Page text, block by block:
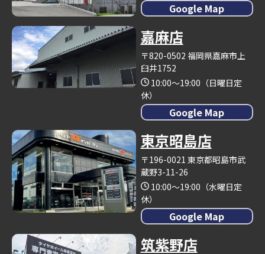
Google Map
嘉麻店
〒820-0502 福岡県嘉麻市上
臼井1752
10:00～19:00（日曜日定
休）
Google Map
東京昭島店
〒196-0021 東京都昭島市武
蔵野3-11-26
10:00～19:00（水曜日定
休）
Google Map
筑紫野店